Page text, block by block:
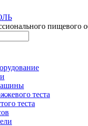
пищевого
теста
теста